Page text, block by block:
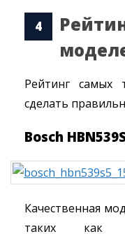
Рейтинг самых
сделать
Bosch
Качественная
таких как